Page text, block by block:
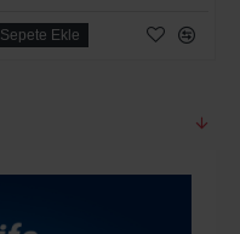
Sepete Ekle